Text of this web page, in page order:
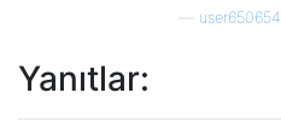
user650654
Yanıtlar: